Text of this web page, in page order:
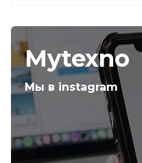
Mytexno
Мы в instagram